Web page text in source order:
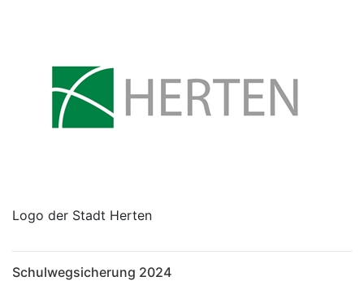
Logo der Stadt Herten
Schulwegsicherung 2024